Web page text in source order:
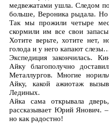
медвежатами ушла. Следом
больше, Вероника рыдала.
Так мы прожили четыре
скормили им все свои
Хотите верьте, хотите нет,
голода и у него капают
Экспедиция закончилась.
Айку благополучно
Металлургов. Многие
Айку, какой ажиотаж
Лединых.
Айка сама открывала
рассказывает Юрий Янович.
но как радостно!